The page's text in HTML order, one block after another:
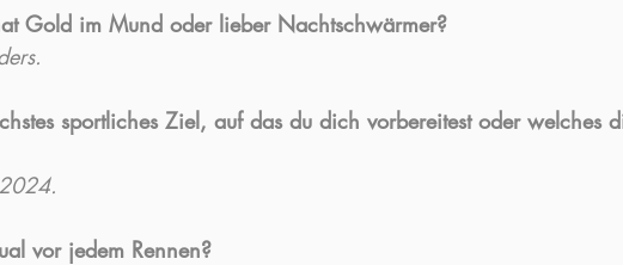
Gold im Mund oder lieber Nachtschwärmer?
sportliches Ziel, auf das du dich vorbereitest oder welches
vor jedem Rennen?